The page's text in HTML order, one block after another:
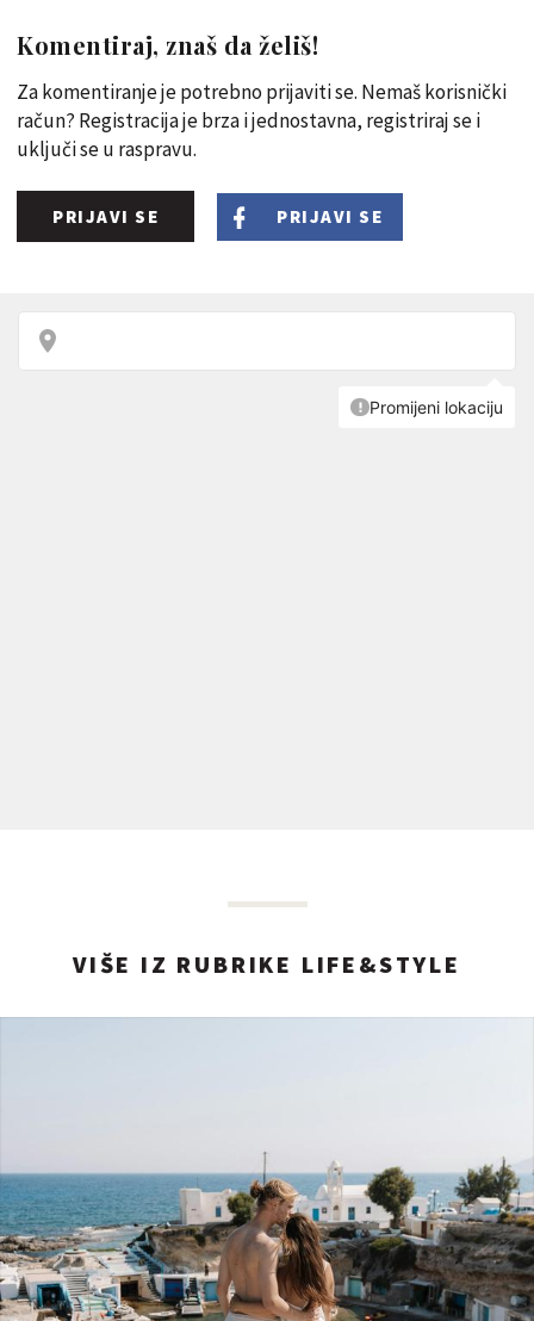
Komentiraj, znaš da želiš!
Za komentiranje je potrebno prijaviti se. Nemaš korisnički
račun? Registracija je brza i jednostavna, registriraj se i
uključi se u raspravu.
PRIJAVI SE PRIJAVI SE
VIŠE IZ RUBRIKE LIFE&STYLE